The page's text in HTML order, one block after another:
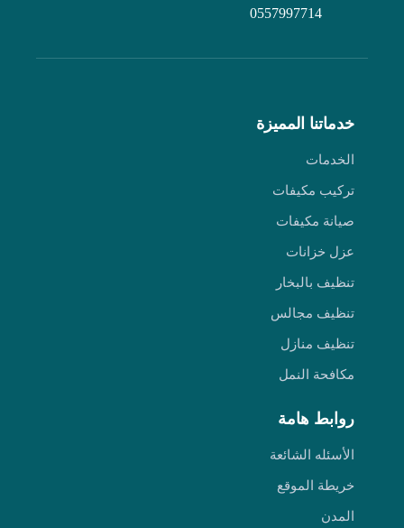
0557997714
خدماتنا المميزة
الخدمات
تركيب مكيفات
صيانة مكيفات
عزل خزانات
تنظيف بالبخار
تنظيف مجالس
تنظيف منازل
مكافحة النمل
روابط هامة
الأسئله الشائعة
خريطة الموقع
المدن